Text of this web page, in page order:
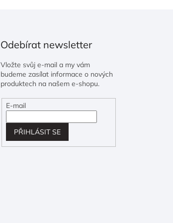
Odebírat newsletter
Vložte svůj e-mail a my vám
budeme zasílat informace o nových
produktech na našem e-shopu.
E-mail
PŘIHLÁSIT SE